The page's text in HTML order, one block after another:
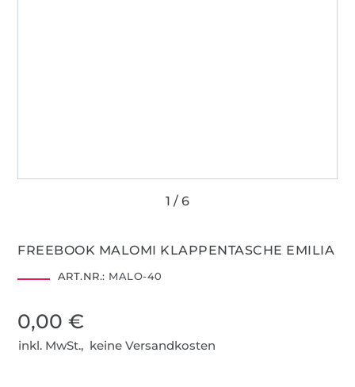
FREEBOOK MALOMI KLAPPENTASCHE EMILIA
ART.NR.: MALO-40
0,00 €
inkl. MwSt., keine Versandkosten